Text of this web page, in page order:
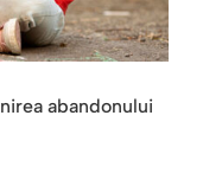
abandonului